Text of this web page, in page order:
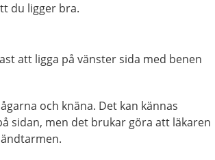
du ligger bra.
att ligga på vänster sida med benen
och knäna. Det kan kännas
sidan, men det brukar göra att läkaren